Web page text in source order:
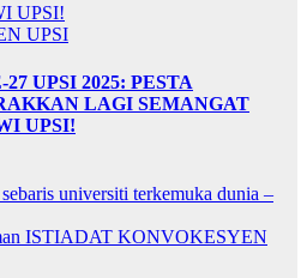
UPSI
UPSI 2025: PESTA
LAGI SEMANGAT
UPSI!
ISTIADAT KONVOKESYEN